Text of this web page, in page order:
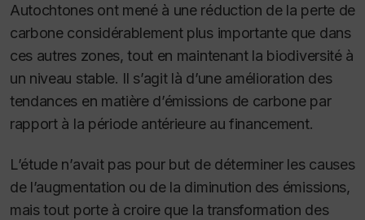
Autochtones ont mené à une réduction de la perte de
carbone considérablement plus importante que dans
ces autres zones, tout en maintenant la biodiversité à
un niveau stable. Il s’agit là d’une amélioration des
tendances en matière d’émissions de carbone par
rapport à la période antérieure au financement.
L’étude n’avait pas pour but de déterminer les causes
de l’augmentation ou de la diminution des émissions,
mais tout porte à croire que la transformation des